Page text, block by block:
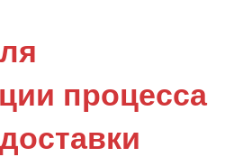
процесса